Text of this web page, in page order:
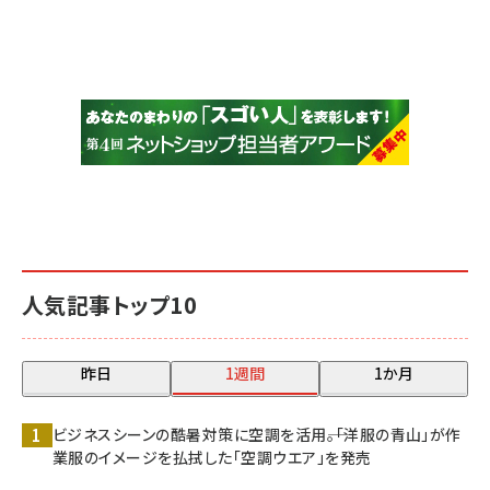
人気記事トップ10
昨日 1週間 1か月
ビジネスシーンの酷暑対策に空調を活用――。「洋服の青山」が作
業服のイメージを払拭した「空調ウエア」を発売